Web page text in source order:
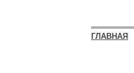
ГЛАВНАЯ